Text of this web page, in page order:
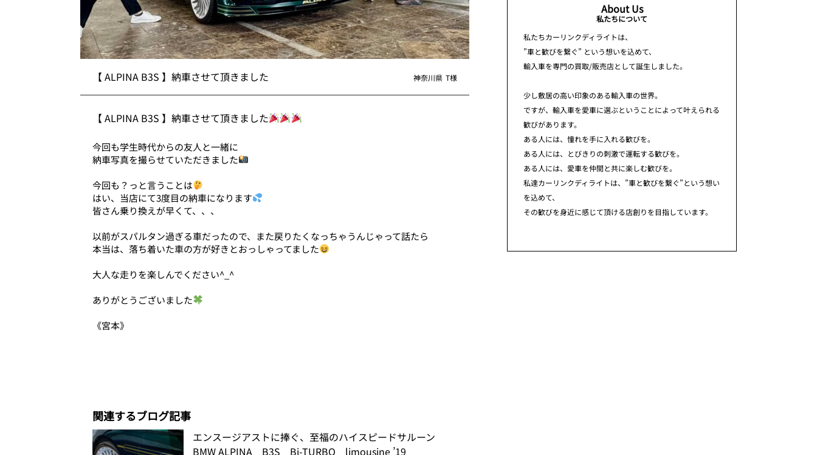
【 ALPINA B3S 】納車させて頂きました 神奈川県 T様
【 ALPINA B3S 】納車させて頂きました
今回も学生時代からの友人と一緒に
納車写真を撮らせていただきました
今回も？っと言うことは
はい、当店にて3度目の納車になります
皆さん乗り換えが早くて、、、
以前がスパルタン過ぎる車だったので、また戻りたくなっちゃうんじゃって話たら
本当は、落ち着いた車の方が好きとおっしゃってました
大人な走りを楽しんでください^_^
ありがとうございました
《宮本》
関連するブログ記事
エンスージアストに捧ぐ、至福のハイスピードサルーン
BMW ALPINA B3S Bi-TURBO limousine ’19
About Us
私たちについて
私たちカーリンクディライトは、
”車と歓びを繋ぐ” という想いを込めて、
輸入車を専門の買取/販売店として誕生しました。
少し敷居の高い印象のある輸入車の世界。
ですが、輸入車を愛車に選ぶということによって叶えられる
歓びがあります。
ある人には、憧れを手に入れる歓びを。
ある人には、とびきりの刺激で運転する歓びを。
ある人には、愛車を仲間と共に楽しむ歓びを。
私達カーリンクディライトは、”車と歓びを繋ぐ”という想い
を込めて、
その歓びを身近に感じて頂ける店創りを目指しています。